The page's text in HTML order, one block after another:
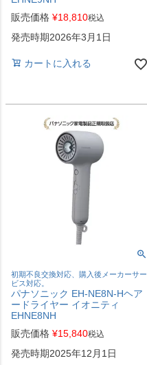
販売価格 ¥18,810税込
発売時期2026年3月1日
カートに入れる
初期不良交換対応、購入後メーカーサー
ビス対応。
パナソニック EH-NE8N-Hヘア
ードライヤー イオニティ
EHNE8NH
販売価格 ¥15,840税込
発売時期2025年12月1日